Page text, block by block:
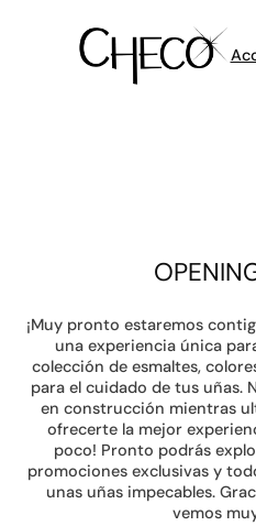
¡Muy pronto estaremos
una experiencia única
colección de esmaltes,
para el cuidado de tus uñas.
en construcción mientras
ofrecerte la mejor
poco! Pronto podrás
promociones exclusivas y
unas uñas impecables.
vemos